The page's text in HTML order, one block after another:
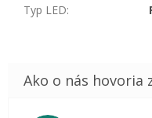
Typ LED: